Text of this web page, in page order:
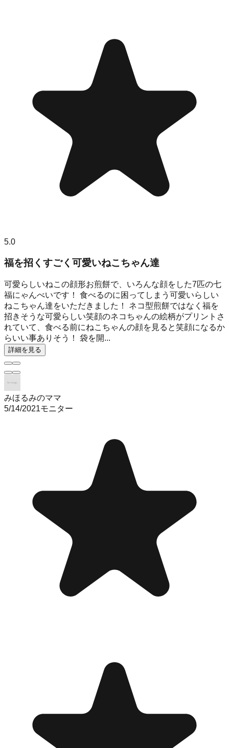
5.0
福を招くすごく可愛いねこちゃん達
可愛らしいねこの顔形お煎餅で、いろんな顔をした7匹の七
福にゃんべいです！ 食べるのに困ってしまう可愛いらしい
ねこちゃん達をいただきました！ ネコ型煎餅ではなく福を
招きそうな可愛らしい笑顔のネコちゃんの絵柄がプリントさ
れていて、食べる前にねこちゃんの顔を見ると笑顔になるか
らいい事ありそう！ 袋を開...
詳細を見る
みほるみのママ
5/14/2021モニター